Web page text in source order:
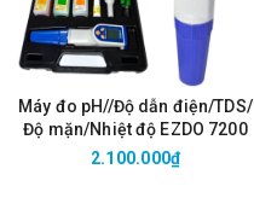
Máy đo pH//Độ dẫn điện/TDS/
Độ mặn/Nhiệt độ EZDO 7200
2.100.000₫